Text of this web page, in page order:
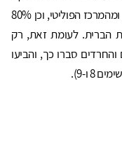
בקרב הציבור היהודי, רוב המשיבים החילונים ומהמרכז הפוליטי, וכן 80%
הברית. לעומת זאת, רק
והחרדים סברו כך, והביעו
8 ו-9).